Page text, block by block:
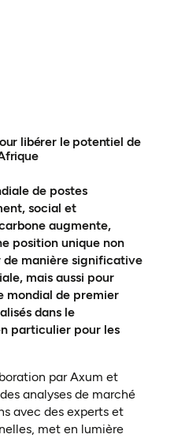
un nouvel onglet)
libérer le potentiel de
de postes
social et
augmente,
position unique non
manière significative
mais aussi pour
mondial de premier
dans le
particulier pour les
par Axum et
analyses de marché
avec des experts et
met en lumière